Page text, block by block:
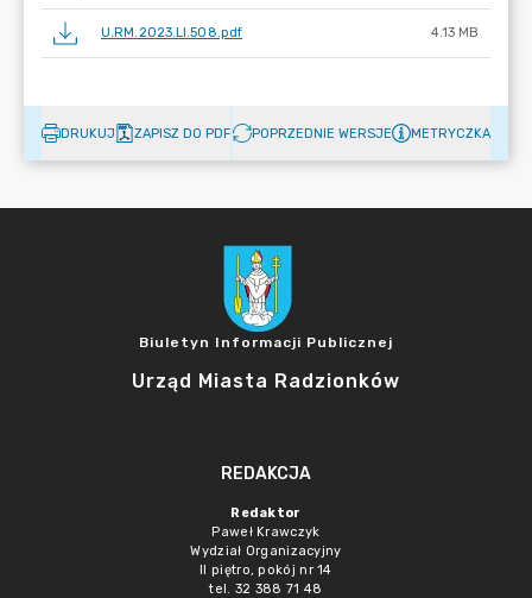
U.RM.2023.LI.508.pdf 4.13 MB
DRUKUJ ZAPISZ DO PDF POPRZEDNIE WERSJE METRYCZKA
Biuletyn Informacji Publicznej
Urząd Miasta Radzionków
REDAKCJA
Redaktor
Paweł Krawczyk
Wydział Organizacyjny
II piętro, pokój nr 14
tel. 32 388 71 48